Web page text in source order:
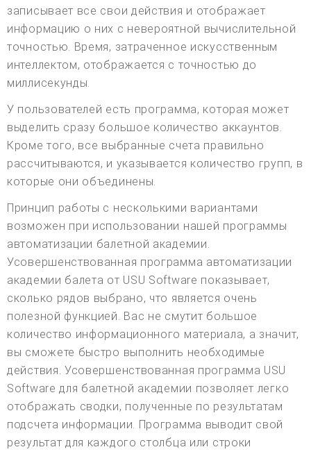
записывает все свои действия и отображает
информацию о них с невероятной вычислительной
точностью. Время, затраченное искусственным
интеллектом, отображается с точностью до
миллисекунды.
У пользователей есть программа, которая может
выделить сразу большое количество аккаунтов.
Кроме того, все выбранные счета правильно
рассчитываются, и указывается количество групп, в
которые они объединены.
Принцип работы с несколькими вариантами
возможен при использовании нашей программы
автоматизации балетной академии.
Усовершенствованная программа автоматизации
академии балета от USU Software показывает,
сколько рядов выбрано, что является очень
полезной функцией. Вас не смутит большое
количество информационного материала, а значит,
вы сможете быстро выполнить необходимые
действия. Усовершенствованная программа USU
Software для балетной академии позволяет легко
отображать сводки, полученные по результатам
подсчета информации. Программа выводит свой
результат для каждого столбца или строки